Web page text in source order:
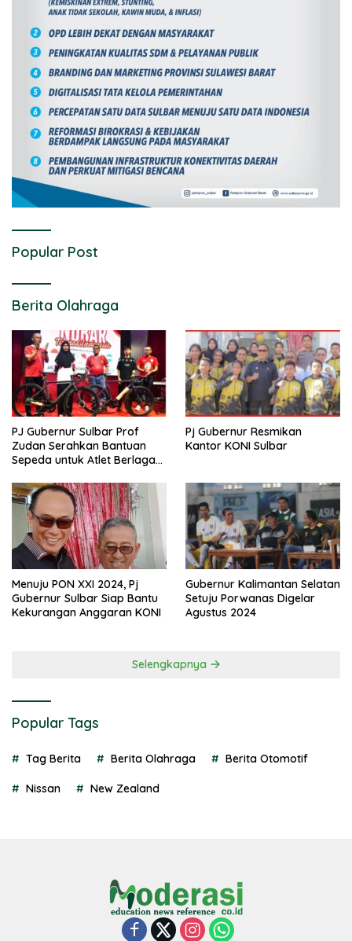
Popular Post
Berita Olahraga
PJ Gubernur Sulbar Prof
Zudan Serahkan Bantuan
Sepeda untuk Atlet Berlaga
Pj Gubernur Resmikan
Kantor KONI Sulbar
Menuju PON XXI 2024, Pj
Gubernur Sulbar Siap Bantu
Kekurangan Anggaran KONI
Gubernur Kalimantan Selatan
Setuju Porwanas Digelar
Agustus 2024
Selengkapnya
Popular Tags
Tag Berita Berita Olahraga Berita Otomotif
Nissan New Zealand